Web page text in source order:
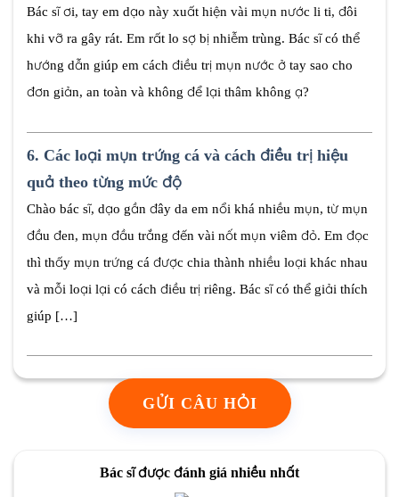
Bác sĩ ơi, tay em dạo này xuất hiện vài mụn nước li ti, đôi
khi vỡ ra gây rát. Em rất lo sợ bị nhiễm trùng. Bác sĩ có thể
hướng dẫn giúp em cách điều trị mụn nước ở tay sao cho
đơn giản, an toàn và không để lại thâm không ạ?
6. Các loại mụn trứng cá và cách điều trị hiệu
quả theo từng mức độ
Chào bác sĩ, dạo gần đây da em nổi khá nhiều mụn, từ mụn
đầu đen, mụn đầu trắng đến vài nốt mụn viêm đỏ. Em đọc
thì thấy mụn trứng cá được chia thành nhiều loại khác nhau
và mỗi loại lại có cách điều trị riêng. Bác sĩ có thể giải thích
giúp […]
GỬI CÂU HỎI
Bác sĩ được đánh giá nhiều nhất